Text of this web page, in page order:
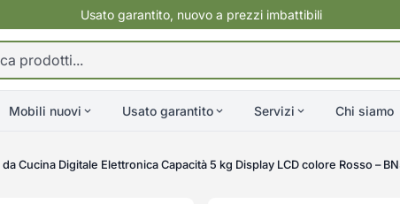
Usato garantito, nuovo a prezzi imbattibili
Mobili nuovi Usato garantito Servizi Chi siamo
Cucina Digitale Elettronica Capacità 5 kg Display LCD colore Rosso –